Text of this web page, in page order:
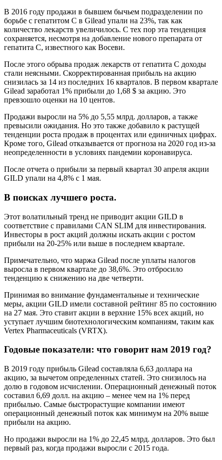
В 2016 году продажи в бывшем бычьем подразделении по
борьбе с гепатитом С в Gilead упали на 23%, так как
количество лекарств увеличилось. С тех пор эта тенденция
сохраняется, несмотря на добавление нового препарата от
гепатита С, известного как Восеви.
После этого обрыва продаж лекарств от гепатита С доходы
стали неясными. Скорректированная прибыль на акцию
снизилась за 14 из последних 16 кварталов. В первом квартале
Gilead заработал 1% прибыли до 1,68 $ за акцию. Это
превзошло оценки на 10 центов.
Продажи выросли на 5% до 5,55 млрд. долларов, а также
превысили ожидания. Но это также добавило к растущей
тенденции роста продаж в процентах или единичных цифрах.
Кроме того, Gilead отказывается от прогноза на 2020 год из-за
неопределенности в условиях пандемии коронавируса.
После отчета о прибыли за первый квартал 30 апреля акции
GILD упали на 4,8% с 1 мая.
В поисках лучшего роста.
Этот волатильный тренд не приводит акции GILD в
соответствие с правилами CAN SLIM для инвестирования.
Инвесторы в рост акций должны искать акции с ростом
прибыли на 20-25% или выше в последнем квартале.
Примечательно, что маржа Gilead после уплаты налогов
выросла в первом квартале до 38,6%. Это отбросило
тенденцию к снижению на две четверти.
Принимая во внимание фундаментальные и технические
меры, акции GILD имели составной рейтинг 85 по состоянию
на 27 мая. Это ставит акции в верхние 15% всех акций, но
уступает лучшим биотехнологическим компаниям, таким как
Vertex Pharmaceuticals (VRTX).
Годовые показатели: что говорит нам 2019 год?
В 2019 году прибыль Gilead составляла 6,63 доллара на
акцию, за вычетом определенных статей. Это снизилось на
долю в годовом исчислении. Операционный денежный поток
составил 6,69 долл. на акцию – менее чем на 1% перед
прибылью. Самые быстрорастущие компании имеют
операционный денежный поток как минимум на 20% выше
прибыли на акцию.
Но продажи выросли на 1% до 22,45 млрд. долларов. Это был
первый раз, когда продажи выросли с 2015 года.